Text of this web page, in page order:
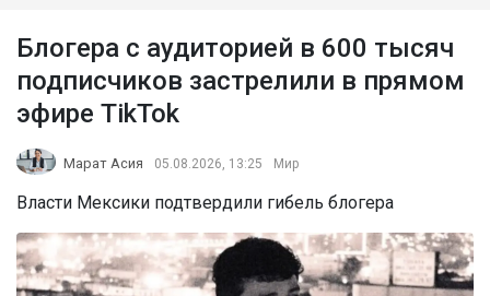
Блогера с аудиторией в 600 тысяч
подписчиков застрелили в прямом
эфире TikTok
Марат Асия 05.08.2026, 13:25 Мир
Власти Мексики подтвердили гибель блогера